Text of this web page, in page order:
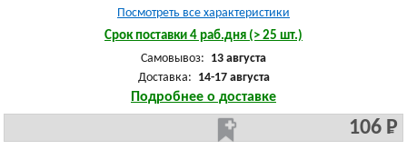
Посмотреть все характеристики
Срок поставки 4 раб.дня (> 25 шт.)
Самовывоз: 13 августа
Доставка: 14-17 августа
Подробнее о доставке
106 Р